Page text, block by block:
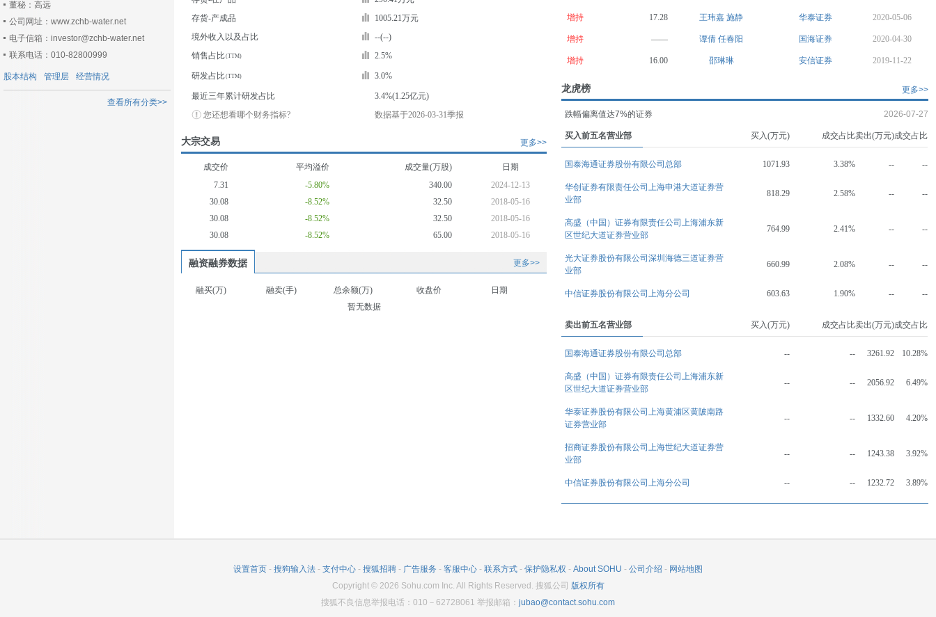
董秘：高远
公司网址：www.zchb-water.net
电子信箱：investor@zchb-water.net
联系电话：010-82800999
股本结构 管理层 经营情况
查看所有分类>>
(TTM)
存货-产成品
1005.21万元
境外收入以及占比
--(--)
销售占比
2.5%
研发占比 3.0%
最近三年累计研发占比
3.4%(1.25亿元)
您还想看哪个财务指标?
数据基于2026-03-31季报
更多>>
大宗交易
成交价 平均溢价 成交量(万股)
日期
7.31
-5.80% 340.00
2024-12-13
30.08
-8.52% 32.50
2018-05-16
30.08
-8.52% 32.50
2018-05-16
30.08
-8.52% 65.00 2018-05-16
融资融券数据 更多>>
融买(万) 融卖(手) 总余额(万) 收盘价
日期
暂无数据
增持 17.28 王玮嘉施静 华泰证券 2020-05-06
增持 —— 谭倩任春阳 国海证券 2020-04-30
增持 16.00 邵琳琳 安信证券 2019-11-22
更多>>
龙虎榜
跌幅偏离值达7%的证券 2026-07-27
买入前五名营业部 买入(万元) 成交占比卖出(万元)成交占比
国泰海通证券股份有限公司总部 1071.93 3.38% -- --
华创证券有限责任公司上海申港大道证券营
业部
818.29 2.58% -- --
高盛（中国）证券有限责任公司上海浦东新
区世纪大道证券营业部
764.99 2.41% -- --
光大证券股份有限公司深圳海德三道证券营
业部
660.99 2.08% -- --
中信证券股份有限公司上海分公司 603.63 1.90% -- --
卖出前五名营业部 买入(万元) 成交占比卖出(万元)成交占比
国泰海通证券股份有限公司总部 -- -- 3261.92 10.28%
高盛（中国）证券有限责任公司上海浦东新
区世纪大道证券营业部
-- -- 2056.92 6.49%
华泰证券股份有限公司上海黄浦区黄陂南路
证券营业部
-- -- 1332.60 4.20%
招商证券股份有限公司上海世纪大道证券营
业部
-- -- 1243.38 3.92%
中信证券股份有限公司上海分公司 -- -- 1232.72 3.89%
设置首页 - 搜狗输入法 - 支付中心 - 搜狐招聘 - 广告服务 - 客服中心 - 联系方式 - 保护隐私权 - About SOHU - 公司介绍 - 网站地图
Copyright © 2026 Sohu.com Inc. All Rights Reserved. 搜狐公司 版权所有
搜狐不良信息举报电话：010－62728061 举报邮箱： jubao@contact.sohu.com